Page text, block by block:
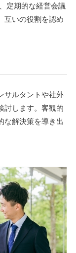
定期的な経営会議
互いの役割を認め
サルタントや社外
討します。客観的
な解決策を導き出